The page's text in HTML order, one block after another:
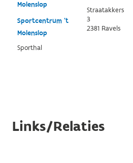
Molenslop
Sportcentrum 't
Molenslop
Sporthal
Straatakkers
3
2381 Ravels
Links/Relaties